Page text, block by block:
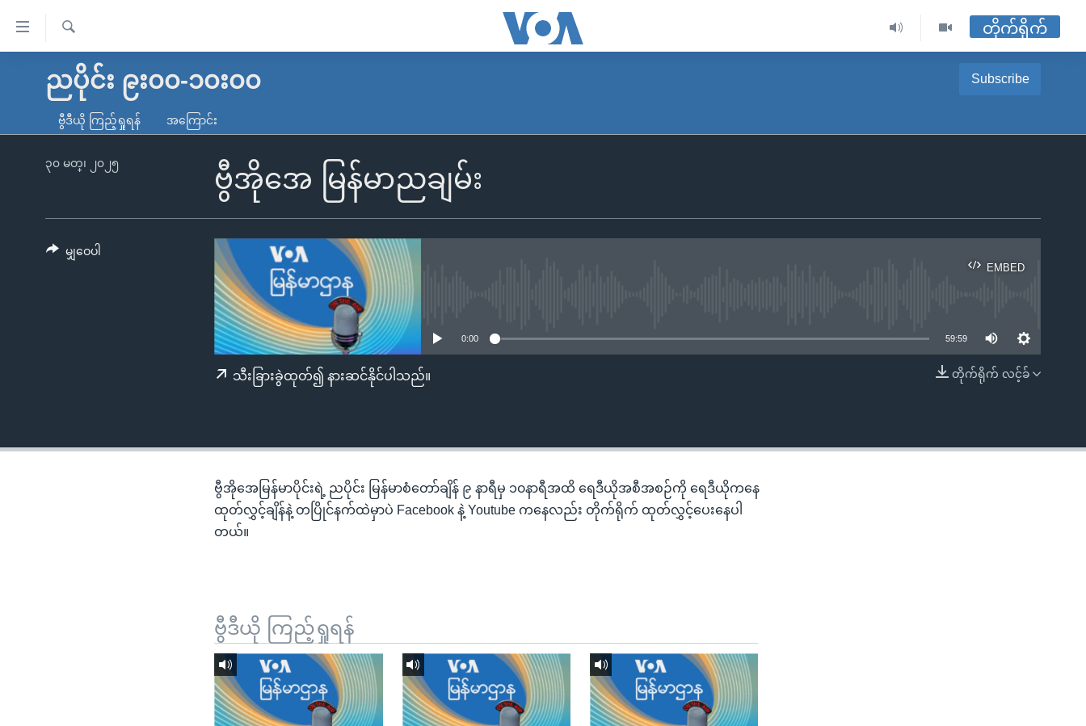
လွယ်ကူ
သည့်
ကျော်
မူလစာမျက်နှာ
ကမ္ဘာ့သတင်းများ
နိုင်ငံတကာ
တရုတ်
အစ္စရေး-ပါလက်စတိုင်း
ရပ်ဝန်းတခု လမ်းတခု အလွန်
အင်္ဂလိပ်စာလေ့လာမယ်
ရ
လာ
တိုက်ရိုက်
ညပိုင်း ၉း၀၀-၁၀း၀၀ Subscribe
Spotify
ဗွီဒီယို ကြည့်ရှုရန် အကြောင်း
ဗွီအိုအေ မြန်မာညချမ်း
၃၀ မတ္၊ ၂၀၂၅
EMBED
EMBED
0:00 59:59
တိုက်ရိုက် လင့်ခ်
သီးခြားခွဲထုတ်၍ နားဆင်နိုင်ပါသည်။
မျှဝေပါ
ဗွီအိုအေမြန်မာပိုင်းရဲ့ ညပိုင်း မြန်မာစံတော်ချိန် ၉ နာရီမှ ၁၀နာရီအထိ ရေဒီယိုအစီအစဉ်ကို ရေဒီယိုကနေ
ထုတ်လွှင့်ချိန်နဲ့ တပြိုင်နက်ထဲမှာပဲ Facebook နဲ့ Youtube ကနေလည်း တိုက်ရိုက် ထုတ်လွှင့်ပေးနေပါ
တယ်။
ဗွီဒီယို ကြည့်ရှုရန်